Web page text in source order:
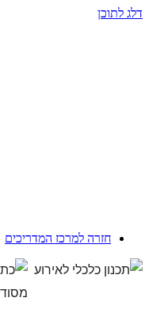
דלג לתוכן
חזרה למרכז המדריכים